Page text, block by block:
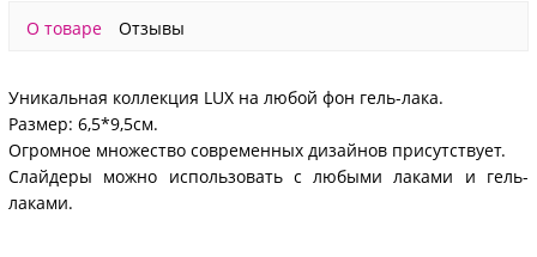
О товаре Отзывы
Уникальная коллекция LUX на любой фон гель-лака.
Размер: 6,5*9,5см.
Огромное множество современных дизайнов присутствует.
Слайдеры можно использовать с любыми лаками и гель-
лаками.